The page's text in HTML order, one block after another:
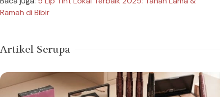
Ramah di Bibir
Artikel Serupa